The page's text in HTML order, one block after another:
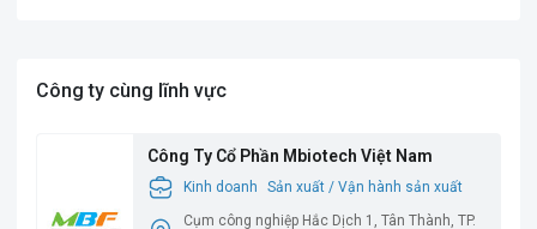
Công ty cùng lĩnh vực
Công Ty Cổ Phần Mbiotech Việt Nam
Kinh doanh
Sản xuất / Vận hành sản xuất
Cụm công nghiệp Hắc Dịch 1, Tân Thành, TP.